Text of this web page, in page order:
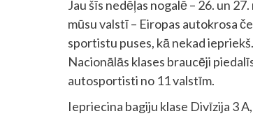
Jau šīs nedēļas nogalē – 26. un
mūsu valstī – Eiropas autokrosa
sportistu puses, kā nekad
Nacionālās klases braucēji
autosportisti no 11 valstīm.
Iepriecina bagiju klase Divīzija 3